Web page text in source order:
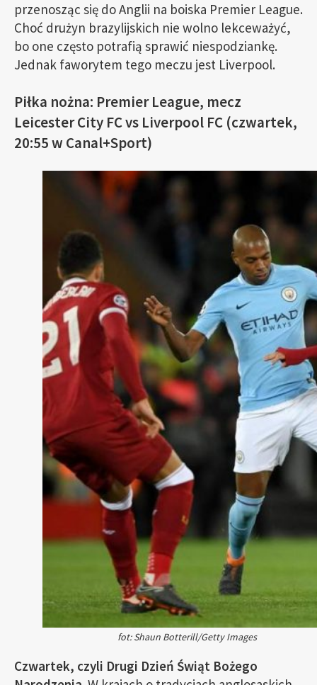
przenosząc się do Anglii na boiska Premier League.
Choć drużyn brazylijskich nie wolno lekceważyć,
bo one często potrafią sprawić niespodziankę.
Jednak faworytem tego meczu jest Liverpool.
Piłka nożna: Premier League, mecz
Leicester City FC vs Liverpool FC (czwartek,
20:55 w Canal+Sport)
fot: Shaun Botterill/Getty Images
Czwartek, czyli Drugi Dzień Świąt Bożego